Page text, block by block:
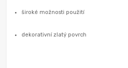
široké možnosti použití
dekorativní zlatý povrch